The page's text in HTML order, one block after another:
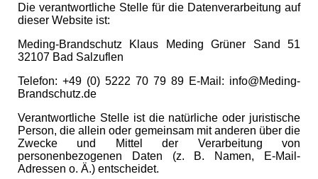
Die verantwortliche Stelle für die Datenverarbeitung auf
dieser Website ist:
Meding-Brandschutz Klaus Meding Grüner Sand 51
32107 Bad Salzuflen
Telefon: +49 (0) 5222 70 79 89 E-Mail: info@Meding-
Brandschutz.de
Verantwortliche Stelle ist die natürliche oder juristische
Person, die allein oder gemeinsam mit anderen über die
Zwecke und Mittel der Verarbeitung von
personenbezogenen Daten (z. B. Namen, E-Mail-
Adressen o. Ä.) entscheidet.